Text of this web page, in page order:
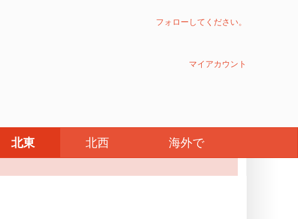
フォローしてください。
マイアカウント
北東 北西 海外で
ランシュ＝コンテ